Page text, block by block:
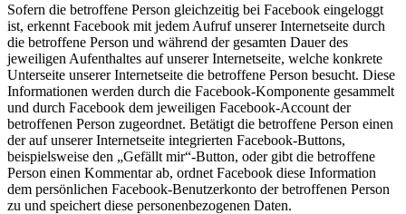
Sofern die betroffene Person gleichzeitig bei Facebook eingeloggt
ist, erkennt Facebook mit jedem Aufruf unserer Internetseite durch
die betroffene Person und während der gesamten Dauer des
jeweiligen Aufenthaltes auf unserer Internetseite, welche konkrete
Unterseite unserer Internetseite die betroffene Person besucht. Diese
Informationen werden durch die Facebook-Komponente gesammelt
und durch Facebook dem jeweiligen Facebook-Account der
betroffenen Person zugeordnet. Betätigt die betroffene Person einen
der auf unserer Internetseite integrierten Facebook-Buttons,
beispielsweise den „Gefällt mir“-Button, oder gibt die betroffene
Person einen Kommentar ab, ordnet Facebook diese Information
dem persönlichen Facebook-Benutzerkonto der betroffenen Person
zu und speichert diese personenbezogenen Daten.